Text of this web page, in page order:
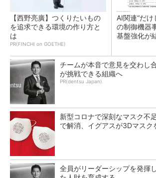
【西野亮廣】つくりたいもの
を追求できる環境の作り方と
は
PR(FINCHI on GOETHE)
AI関連“だ
の制御機器
基盤強化が
チームが本音で意見を交わし
が挑戦できる組織へ
PR(dentsu Japan)
新型コロナで深刻なマスク不
で解消、イグアスが3Dマスク
全員がリーダーシップを発揮